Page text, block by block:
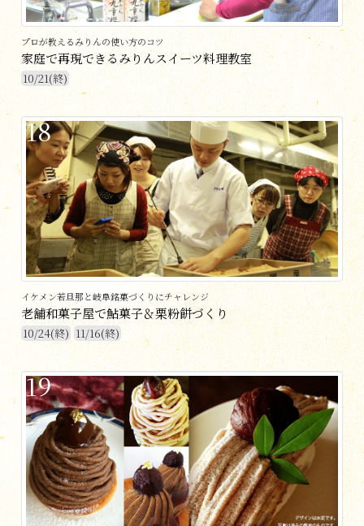
プロが教えるみりんの使い方のコツ
家庭で再現できるみりんスイーツ料理教室
10/21(終)
18
イケメン若旦那と岐阜銘菓づくりにチャレンジ
老舗和菓子屋で鮎菓子＆栗粉餅づくり
10/24(終) 11/16(終)
19